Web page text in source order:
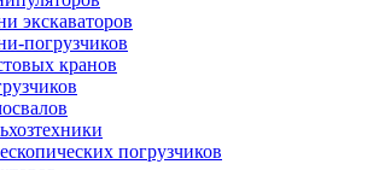
экскаваторов
погрузчиков
кранов
погрузчиков